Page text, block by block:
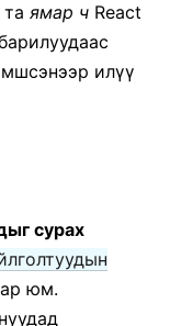
ямар ч React
илүү
сурах
юм.